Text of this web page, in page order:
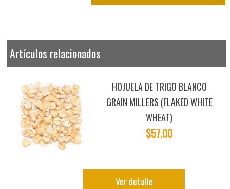
Artículos relacionados
HOJUELA DE TRIGO BLANCO
GRAIN MILLERS (FLAKED WHITE
WHEAT)
$57.00
Ver detalle